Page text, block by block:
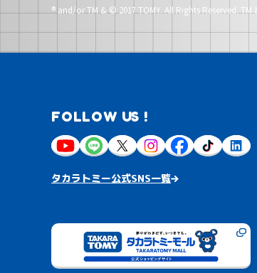
® and/or TM & © 2017 TOMY. All Rights Reserved. TM
FOLLOW US !
タカラトミー公式SNS一覧